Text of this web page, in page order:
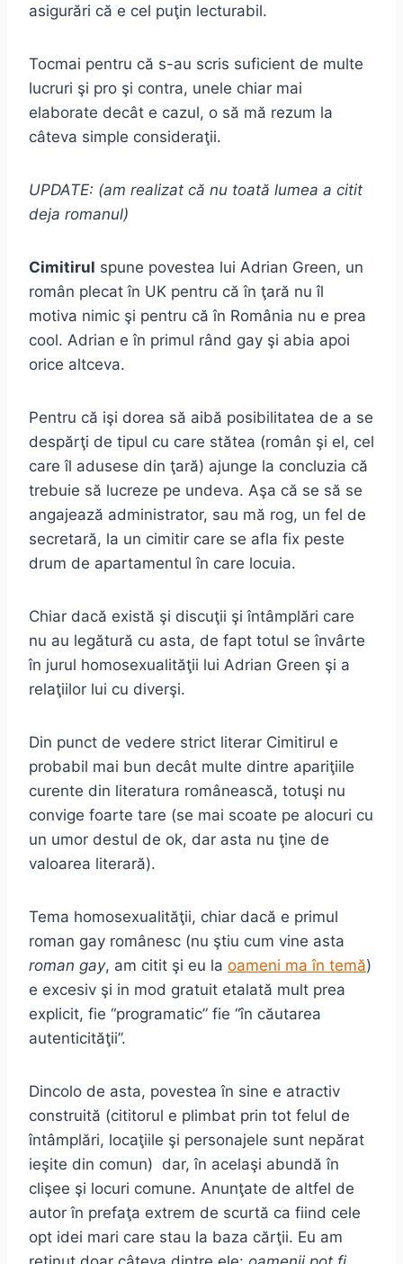
asigurări că e cel puţin lecturabil.
Tocmai pentru că s-au scris suficient de multe
lucruri şi pro şi contra, unele chiar mai
elaborate decât e cazul, o să mă rezum la
câteva simple consideraţii.
UPDATE: (am realizat că nu toată lumea a citit
deja romanul)
Cimitirul spune povestea lui Adrian Green, un
român plecat în UK pentru că în ţară nu îl
motiva nimic şi pentru că în România nu e prea
cool. Adrian e în primul rând gay şi abia apoi
orice altceva.
Pentru că işi dorea să aibă posibilitatea de a se
despărţi de tipul cu care stătea (român şi el, cel
care îl adusese din ţară) ajunge la concluzia că
trebuie să lucreze pe undeva. Aşa că se să se
angajează administrator, sau mă rog, un fel de
secretară, la un cimitir care se afla fix peste
drum de apartamentul în care locuia.
Chiar dacă există şi discuţii şi întâmplări care
nu au legătură cu asta, de fapt totul se învârte
în jurul homosexualităţii lui Adrian Green şi a
relaţiilor lui cu diverşi.
Din punct de vedere strict literar Cimitirul e
probabil mai bun decât multe dintre apariţiile
curente din literatura românească, totuşi nu
convige foarte tare (se mai scoate pe alocuri cu
un umor destul de ok, dar asta nu ţine de
valoarea literară).
Tema homosexualităţii, chiar dacă e primul
roman gay românesc (nu ştiu cum vine asta
roman gay, am citit şi eu la oameni ma în temă)
e excesiv şi in mod gratuit etalată mult prea
explicit, fie “programatic” fie “în căutarea
autenticităţii”.
Dincolo de asta, povestea în sine e atractiv
construită (cititorul e plimbat prin tot felul de
întâmplări, locaţiile şi personajele sunt nepărat
ieşite din comun) dar, în acelaşi abundă în
clişee şi locuri comune. Anunţate de altfel de
autor în prefaţa extrem de scurtă ca fiind cele
opt idei mari care stau la baza cărţii. Eu am